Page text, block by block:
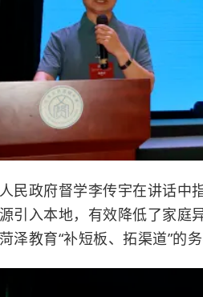
民政府督学李传宇在讲话中
引入本地，有效降低了家庭
泽教育“补短板、拓渠道”的